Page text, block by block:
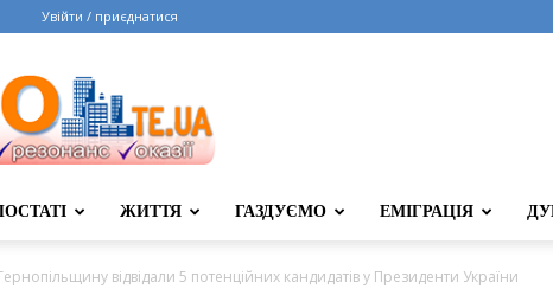
Увійти / приєднатися
ЖИТТЯ ГАЗДУЄМО ЕМІГРАЦІЯ
відвідали 5 потенційних кандидатів у Президенти України